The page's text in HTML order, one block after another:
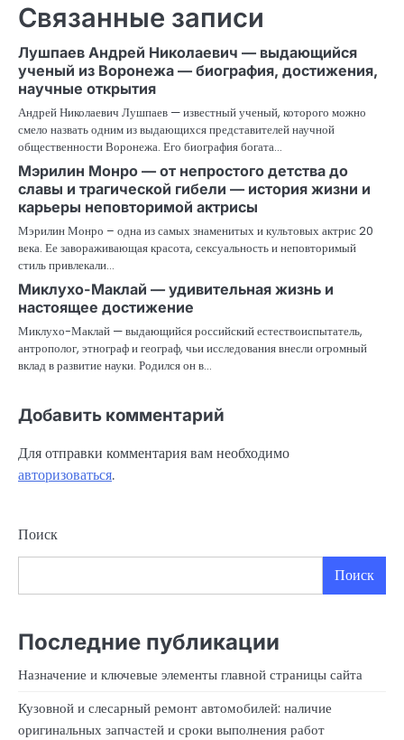
Связанные записи
Лушпаев Андрей Николаевич — выдающийся
ученый из Воронежа — биография, достижения,
научные открытия
Андрей Николаевич Лушпаев — известный ученый, которого можно
смело назвать одним из выдающихся представителей научной
общественности Воронежа. Его биография богата…
Мэрилин Монро — от непростого детства до
славы и трагической гибели — история жизни и
карьеры неповторимой актрисы
Мэрилин Монро – одна из самых знаменитых и культовых актрис 20
века. Ее завораживающая красота, сексуальность и неповторимый
стиль привлекали…
Миклухо-Маклай — удивительная жизнь и
настоящее достижение
Миклухо-Маклай — выдающийся российский естествоиспытатель,
антрополог, этнограф и географ, чьи исследования внесли огромный
вклад в развитие науки. Родился он в…
Добавить комментарий
Для отправки комментария вам необходимо
авторизоваться.
Поиск
Поиск
Последние публикации
Назначение и ключевые элементы главной страницы сайта
Кузовной и слесарный ремонт автомобилей: наличие
оригинальных запчастей и сроки выполнения работ